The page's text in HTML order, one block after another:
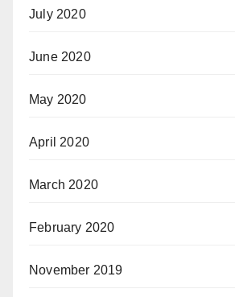
July 2020
June 2020
May 2020
April 2020
March 2020
February 2020
November 2019